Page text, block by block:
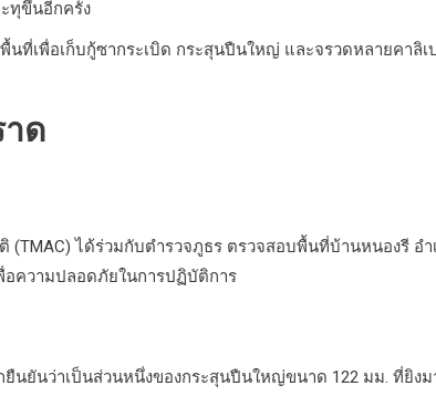
ทุขึ้นอีกครั้ง
ที่เพื่อเก็บกู้ซากระเบิด กระสุนปืนใหญ่ และจรวดหลายคาลิเ
ด
ได้ร่วมกับตำรวจภูธร ตรวจสอบพื้นที่บ้านหนองรี อำ
อความปลอดภัยในการปฏิบัติการ
นยันว่าเป็นส่วนหนึ่งของกระสุนปืนใหญ่ขนาด 122 มม. ที่ยิง